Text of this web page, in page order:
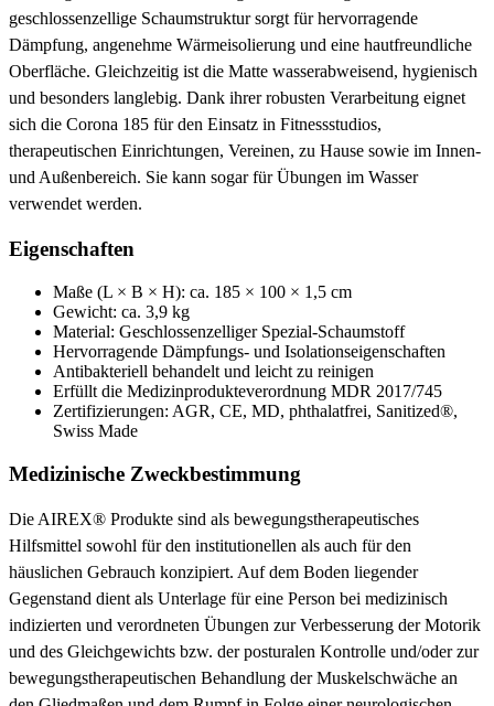
geschlossenzellige Schaumstruktur sorgt für hervorragende
Dämpfung, angenehme Wärmeisolierung und eine hautfreundliche
Oberfläche. Gleichzeitig ist die Matte wasserabweisend, hygienisch
und besonders langlebig. Dank ihrer robusten Verarbeitung eignet
sich die Corona 185 für den Einsatz in Fitnessstudios,
therapeutischen Einrichtungen, Vereinen, zu Hause sowie im Innen-
und Außenbereich. Sie kann sogar für Übungen im Wasser
verwendet werden.
Eigenschaften
Maße (L × B × H): ca. 185 × 100 × 1,5 cm
Gewicht: ca. 3,9 kg
Material: Geschlossenzelliger Spezial-Schaumstoff
Hervorragende Dämpfungs- und Isolationseigenschaften
Antibakteriell behandelt und leicht zu reinigen
Erfüllt die Medizinprodukteverordnung MDR 2017/745
Zertifizierungen: AGR, CE, MD, phthalatfrei, Sanitized®,
Swiss Made
Medizinische Zweckbestimmung
Die AIREX® Produkte sind als bewegungstherapeutisches
Hilfsmittel sowohl für den institutionellen als auch für den
häuslichen Gebrauch konzipiert. Auf dem Boden liegender
Gegenstand dient als Unterlage für eine Person bei medizinisch
indizierten und verordneten Übungen zur Verbesserung der Motorik
und des Gleichgewichts bzw. der posturalen Kontrolle und/oder zur
bewegungstherapeutischen Behandlung der Muskelschwäche an